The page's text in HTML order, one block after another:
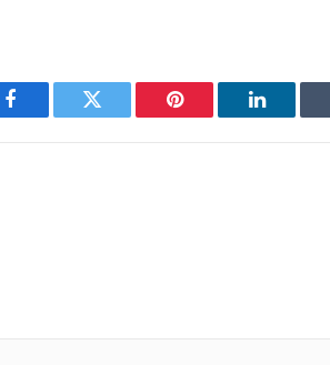
Facebook Twitter Pinterest LinkedIn